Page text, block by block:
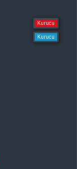
Kurucu
Kurucu